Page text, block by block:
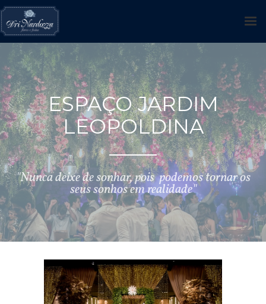
ESPAÇO JARDIM
LEOPOLDINA
"Nunca deixe de sonhar, pois podemos tornar os
seus sonhos em realidade"